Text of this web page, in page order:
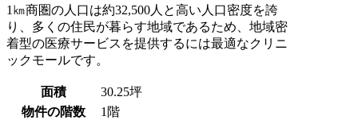
1㎞商圏の人口は約32,500人と高い人口密度を誇
り、多くの住民が暮らす地域であるため、地域密
着型の医療サービスを提供するには最適なクリニ
ックモールです。
面積
30.25坪
物件の階数
1階